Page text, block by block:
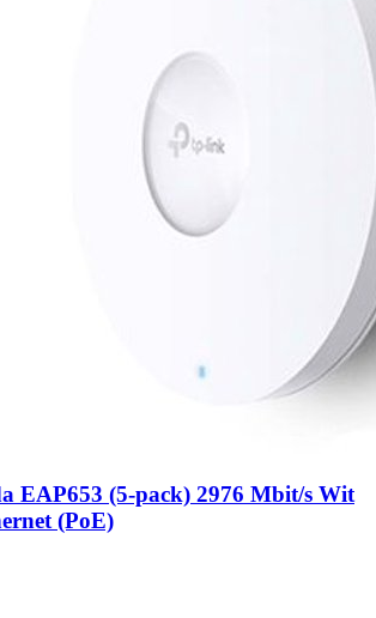
EAP653 (5-pack) 2976 Mbit/s Wit
(PoE)